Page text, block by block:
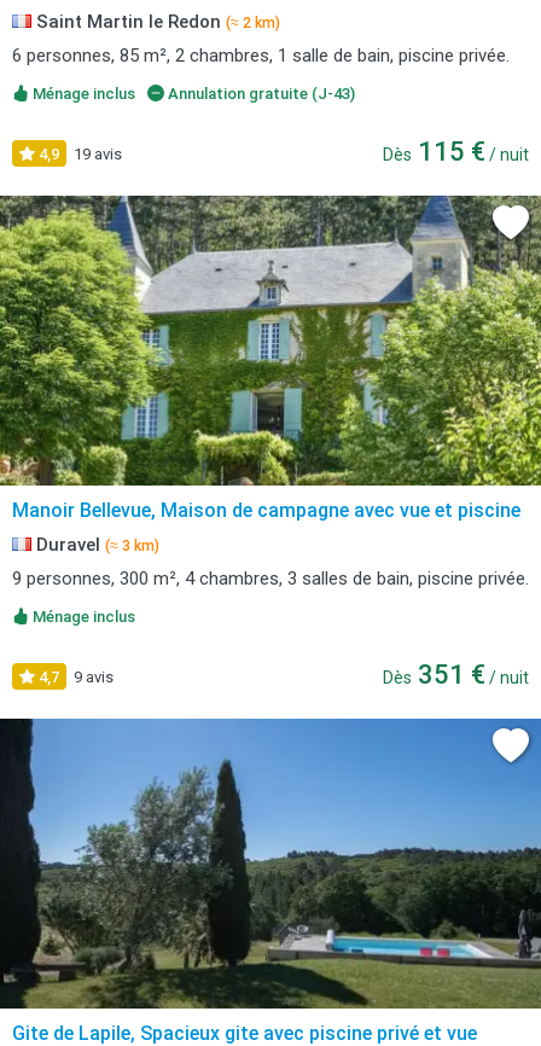
Saint Martin le Redon (≈ 2 km)
6 personnes, 85 m², 2 chambres, 1 salle de bain, piscine privée.
Ménage inclus Annulation gratuite (J-43)
4,9 19 avis Dès 115 € / nuit
Manoir Bellevue, Maison de campagne avec vue et piscine
Duravel (≈ 3 km)
9 personnes, 300 m², 4 chambres, 3 salles de bain, piscine privée.
Ménage inclus
4,7 9 avis Dès 351 € / nuit
Gite de Lapile, Spacieux gite avec piscine privé et vue